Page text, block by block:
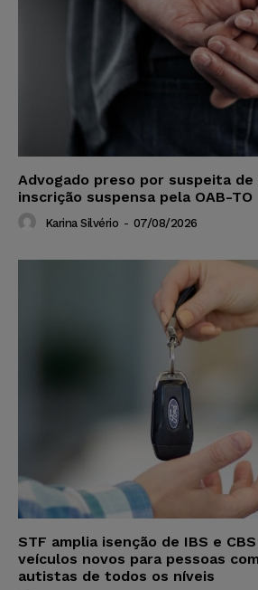
Advogado preso por suspeita
inscrição suspensa pela OAB-TO
Karina Silvério - 07/08/2026
STF amplia isenção de IBS e
veículos novos para pessoas
autistas de todos os níveis